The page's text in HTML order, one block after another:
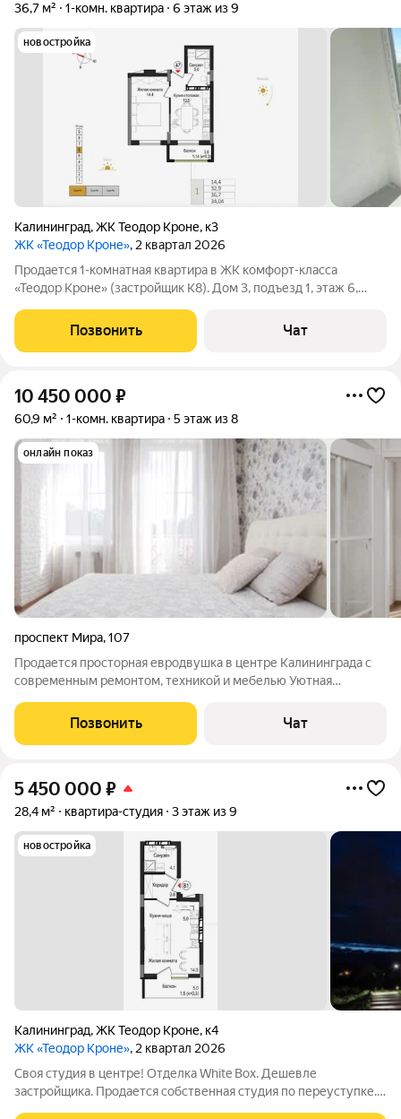
36,7 м² 1-комн. квартира 6 этаж из 9
новостройка
Калининград,ЖК Теодор Кроне, к3
ЖК «Теодор Кроне», 2 квартал 2026
Продается 1-комнатная квартира в ЖК комфорт-класса
«Теодор Кроне» (застройщик К8). Дом 3, подъезд 1, этаж 6,
от физического лица. Причина продажи переезд семьи.
Квартира без обременений (не в
Позвонить Чат
10 450 000 ₽
60,9 м² 1-комн. квартира 5 этаж из 8
онлайн показ
проспект Мира,107
Продается просторная евродвушка в центре Калининграда с
современным ремонтом, техникой и мебелью Уютная
исторического района Амалиенау (рядом с улицами Энгельса,
Чапаева и проспектом Мира).
Позвонить Чат
5 450 000 ₽
28,4 м² квартира-студия 3 этаж из 9
новостройка
Калининград,ЖК Теодор Кроне, к4
ЖК «Теодор Кроне», 2 квартал 2026
Своя студия в центре! Отделка White Box. Дешевле
застройщика. Продается собственная студия по переуступке.